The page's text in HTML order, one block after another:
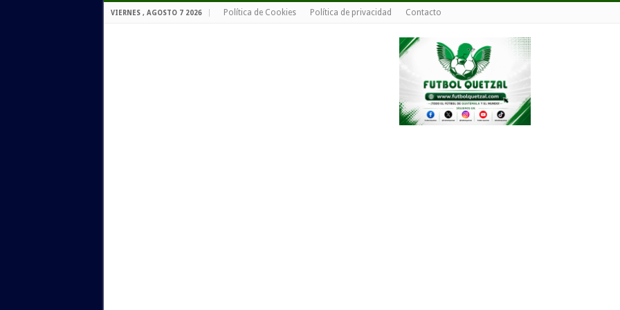
VIERNES , AGOSTO 7 2026 Política de Cookies Política de privacidad Contacto